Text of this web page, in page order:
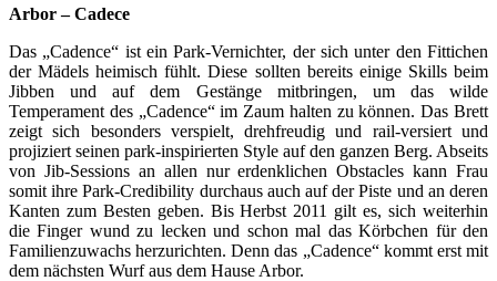
Arbor – Cadece
Das „Cadence“ ist ein Park-Vernichter, der sich unter den Fittichen
der Mädels heimisch fühlt. Diese sollten bereits einige Skills beim
Jibben und auf dem Gestänge mitbringen, um das wilde
Temperament des „Cadence“ im Zaum halten zu können. Das Brett
zeigt sich besonders verspielt, drehfreudig und rail-versiert und
projiziert seinen park-inspirierten Style auf den ganzen Berg. Abseits
von Jib-Sessions an allen nur erdenklichen Obstacles kann Frau
somit ihre Park-Credibility durchaus auch auf der Piste und an deren
Kanten zum Besten geben. Bis Herbst 2011 gilt es, sich weiterhin
die Finger wund zu lecken und schon mal das Körbchen für den
Familienzuwachs herzurichten. Denn das „Cadence“ kommt erst mit
dem nächsten Wurf aus dem Hause Arbor.